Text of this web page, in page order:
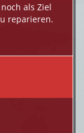
als Ziel
reparieren.